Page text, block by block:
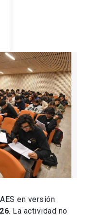
en versión
. La actividad no